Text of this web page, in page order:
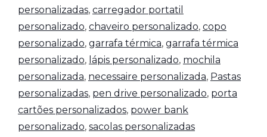
personalizadas, carregador portatil
personalizado, chaveiro personalizado, copo
personalizado, garrafa térmica, garrafa térmica
personalizado, lápis personalizado, mochila
personalizada, necessaire personalizada, Pastas
personalizadas, pen drive personalizado, porta
cartões personalizados, power bank
personalizado, sacolas personalizadas